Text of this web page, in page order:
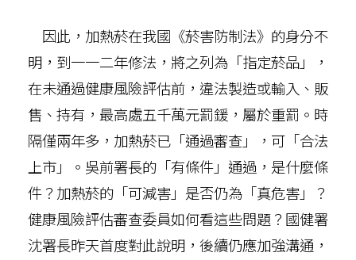
因此，加熱菸在我國《菸害防制法》的身分不
明，到一一二年修法，將之列為「指定菸品」，
在未通過健康風險評估前，違法製造或輸入、販
售、持有，最高處五千萬元罰鍰，屬於重罰。時
隔僅兩年多，加熱菸已「通過審查」，可「合法
上市」。吳前署長的「有條件」通過，是什麼條
件？加熱菸的「可減害」是否仍為「真危害」？
健康風險評估審查委員如何看這些問題？國健署
沈署長昨天首度對此說明，後續仍應加強溝通，